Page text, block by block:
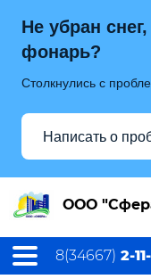
Не убран
фонарь?
Столкнулись с
Написать о
ООО
8(34667) 2-